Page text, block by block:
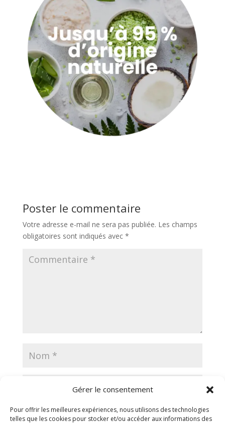
Gérer le consentement
Pour offrir les meilleures expériences, nous utilisons des technologies
telles que les cookies pour stocker et/ou accéder aux informations des
Poster le commentaire
Votre adresse e-mail ne sera pas publiée. Les champs
obligatoires sont indiqués avec *